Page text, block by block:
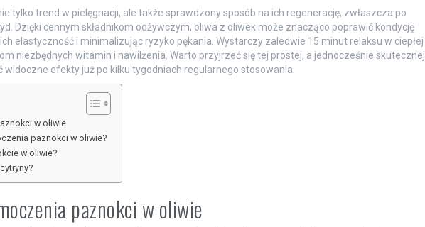
tylko trend w pielęgnacji, ale także sprawdzony sposób na ich regenerację, zwłaszcza po
Dzięki cennym składnikom odżywczym, oliwa z oliwek może znacząco poprawić kondycję
elastyczność i minimalizując ryzyko pękania. Wystarczy zaledwie 15 minut relaksu w ciepłej
niezbędnych witamin i nawilżenia. Warto przyjrzeć się tej prostej, a jednocześnie skutecznej
efekty już po kilku tygodniach regularnego stosowania.
w oliwie
paznokci w oliwie?
w oliwie?
paznokci w oliwie